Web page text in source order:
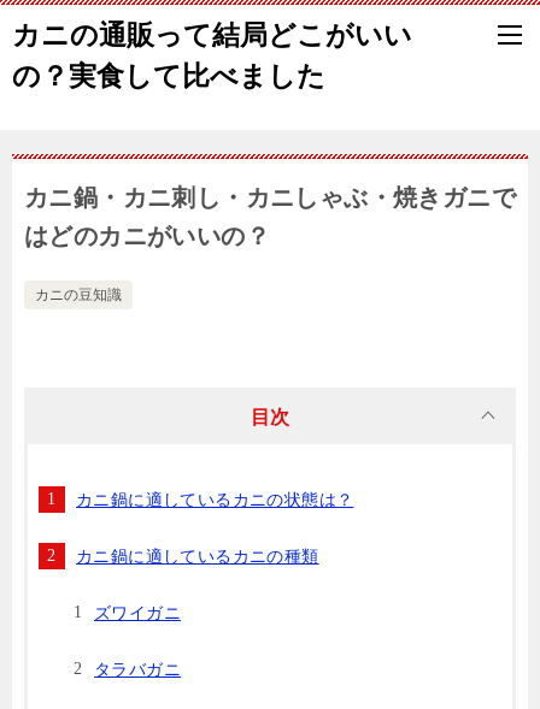
カニの通販って結局どこがいい
の？実食して比べました
カニ鍋・カニ刺し・カニしゃぶ・焼きガニで
はどのカニがいいの？
カニの豆知識
目次
カニ鍋に適しているカニの状態は？
カニ鍋に適しているカニの種類
ズワイガニ
タラバガニ